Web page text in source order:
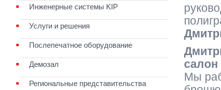
салон
Мы
Инженерные системы KIP
Услуги и решения
Послепечатное оборудование
Демозал
Региональные представительства